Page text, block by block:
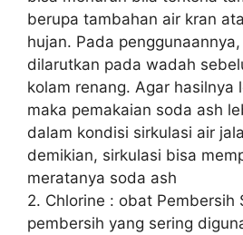
berupa tambahan air kran
hujan. Pada
dilarutkan pada wadah
kolam renang. Agar hasilnya
maka pemakaian soda ash
dalam kondisi sirkulasi air
demikian, sirkulasi bisa
meratanya soda ash
2. Chlorine : obat Pembersih
pembersih yang sering